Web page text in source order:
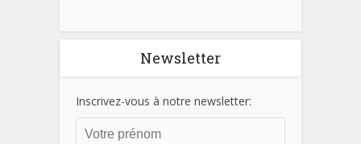
Newsletter
Inscrivez-vous à notre newsletter: